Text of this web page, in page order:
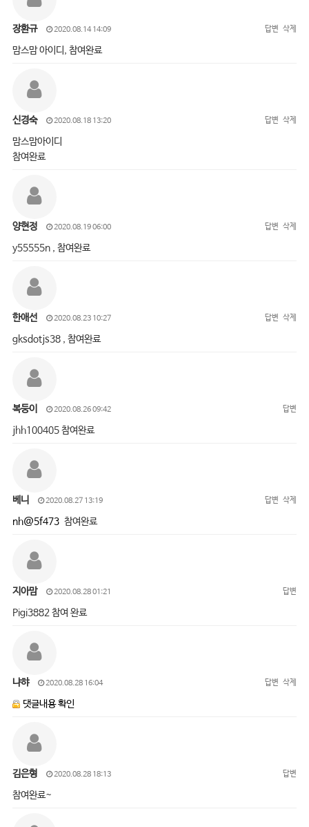
장환규 2020.08.14 14:09 답변 삭제
맘스맘 아이디, 참여완료
신경숙 2020.08.18 13:20 답변 삭제
맘스맘아이디
참여완료
양현정 2020.08.19 06:00 답변 삭제
y55555n , 참여완료
한애선 2020.08.23 10:27 답변 삭제
gksdotjs38 , 참여완료
복둥이 2020.08.26 09:42 답변
jhh100405 참여완료
베니 2020.08.27 13:19 답변 삭제
nh@5f473참여완료
지아맘 2020.08.28 01:21 답변
Pigi3882 참여 완료
냐햐 2020.08.28 16:04 답변 삭제
댓글내용 확인
김은형 2020.08.28 18:13 답변
참여완료~